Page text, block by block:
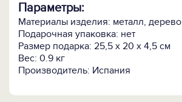
Параметры:
Материалы изделия: металл, дерево
Подарочная упаковка: нет
Размер подарка: 25,5 х 20 х 4,5 см
Вес: 0.9 кг
Производитель: Испания